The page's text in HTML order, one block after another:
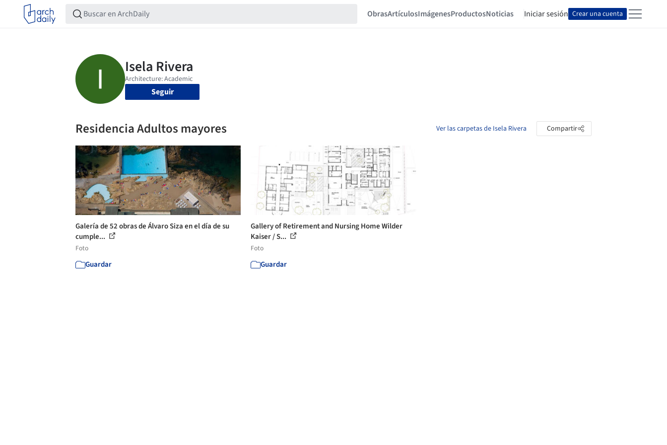
ObrasArtículosImágenesProductosNoticias Iniciar sesión Crear una cuenta
Seguir
Residencia Adultos mayores Ver las carpetas de Isela Rivera Compartir
Galería de 52 obras de Álvaro Siza en el día de su
cumple...
Foto
Guardar
Gallery of Retirement and Nursing Home Wilder
Kaiser / S...
Foto
Guardar